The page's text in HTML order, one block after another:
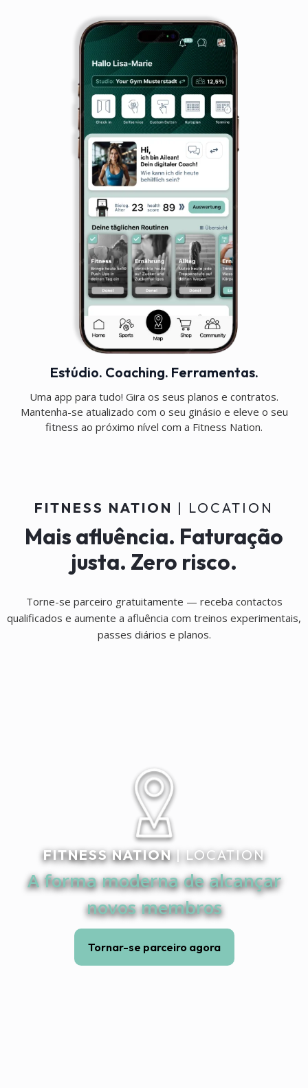
Estúdio. Coaching. Ferramentas.
Uma app para tudo! Gira os seus planos e contratos.
Mantenha-se atualizado com o seu ginásio e eleve o seu
fitness ao próximo nível com a Fitness Nation.
FITNESS NATION | LOCATION
Mais afluência. Faturação
justa. Zero risco.
Torne-se parceiro gratuitamente — receba contactos
qualificados e aumente a afluência com treinos experimentais,
passes diários e planos.
FITNESS NATION| LOCATION
A forma moderna de alcançar
novos membros
Tornar-se parceiro agora